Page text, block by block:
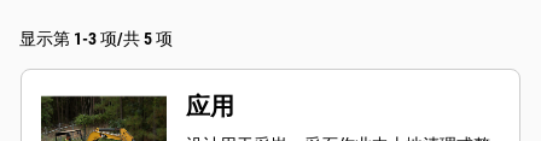
显示第 1-3 项/共 5 项
应用